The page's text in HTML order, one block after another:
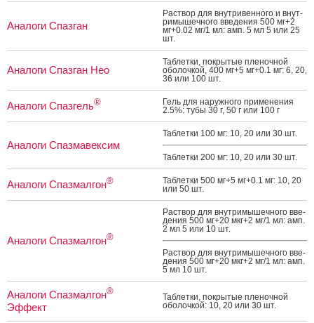
Аналоги Спазган
Рас­твор для внут­ри­вен­но­го и внут­
ри­мышеч­но­го вве­дения 500 мг+2
мг+0.02 мг/1 мл: амп. 5 мл 5 или 25
шт.
Аналоги Спазган Нео
Таб­летки, пок­ры­тые пле­ноч­ной
обо­лоч­кой, 400 мг+5 мг+0.1 мг: 6, 20,
36 или 100 шт.
Аналоги Спазгель®
Гель для на­руж­но­го при­мене­ния
2.5%: ту­бы 30 г, 50 г или 100 г
Аналоги Спазмавексим
Таб­летки 100 мг: 10, 20 или 30 шт.
Таб­летки 200 мг: 10, 20 или 30 шт.
Аналоги Спазмалгон®
Таб­летки 500 мг+5 мг+0.1 мг: 10, 20
или 50 шт.
Аналоги Спазмалгон®
Рас­твор для внут­ри­мышеч­но­го вве­
дения 500 мг+20 мкг+2 мг/1 мл: амп.
2 мл 5 или 10 шт.
Рас­твор для внут­ри­мышеч­но­го вве­
дения 500 мг+20 мкг+2 мг/1 мл: амп.
5 мл 10 шт.
Аналоги Спазмалгон®
Эффект
Таб­летки, пок­ры­тые пле­ноч­ной
обо­лоч­кой: 10, 20 или 30 шт.